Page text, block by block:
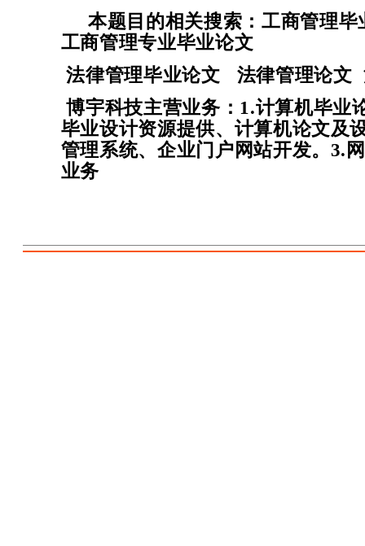
本题目的相关搜索：工商管理
工商管理专业毕业论文
法律管理毕业论文 法律管理论文
博宇科技主营业务：1.计算机毕业
毕业设计资源提供、计算机论文及
管理系统、企业门户网站开发。3.
业务